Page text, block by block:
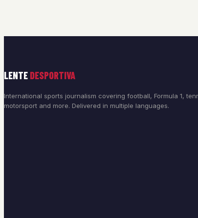
LENTE DESPORTIVA
International sports journalism covering football, Formula 1,
motorsport and more. Delivered in multiple languages.